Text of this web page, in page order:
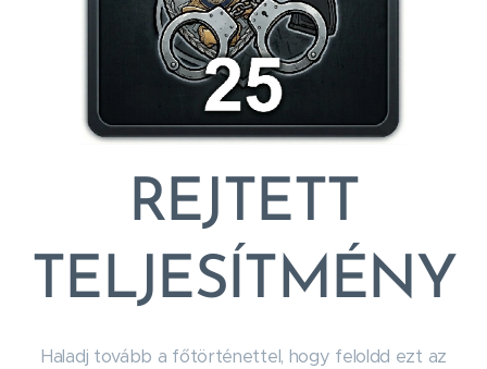
REJTETT
TELJESÍTMÉNY
Haladj tovább a főtörténettel, hogy feloldd ezt az